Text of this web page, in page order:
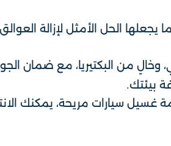
الحل الأمثل لإزالة
من البكتيريا، مع ضمان
بيئتك.
سيارات مريحة، يمكنك